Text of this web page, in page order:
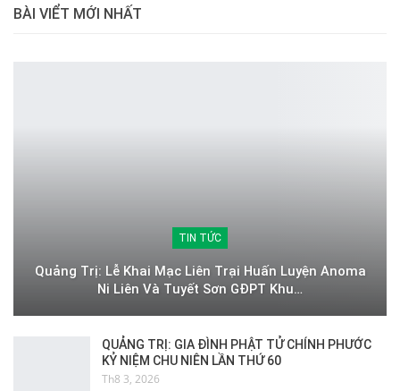
BÀI VIỂT MỚI NHẤT
TIN TỨC
Quảng Trị: Lễ Khai Mạc Liên Trại Huấn Luyện Anoma
Ni Liên Và Tuyết Sơn GĐPT Khu…
QUẢNG TRỊ: GIA ĐÌNH PHẬT TỬ CHÍNH PHƯỚC
KỶ NIỆM CHU NIÊN LẦN THỨ 60
Th8 3, 2026